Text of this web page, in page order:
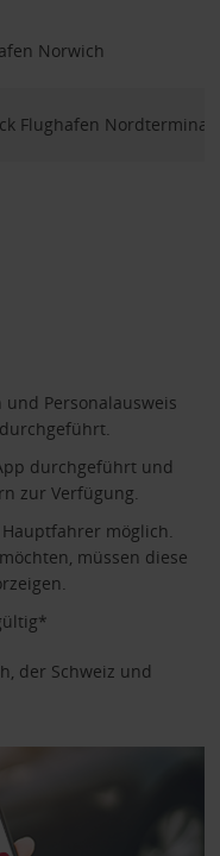
Norwich
Flughafen Nordterminal
Personalausweis
durchgeführt und
zur Verfügung.
möglich.
müssen diese
der Schweiz und